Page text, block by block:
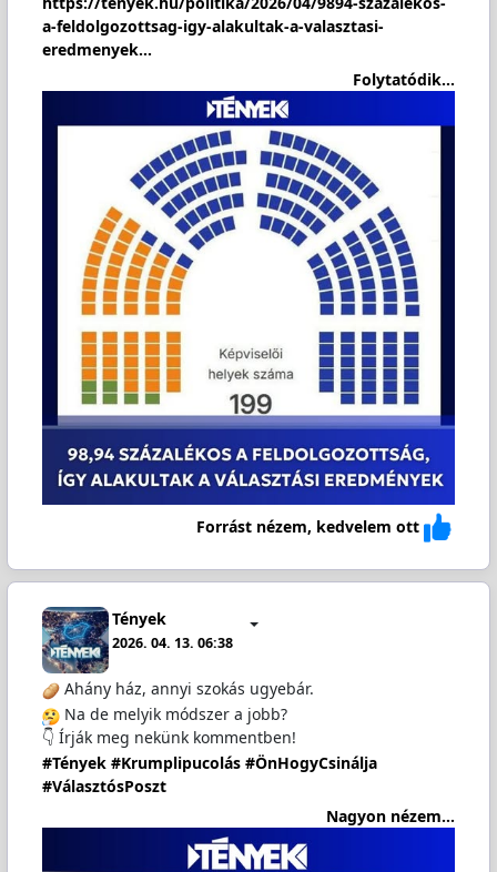
a-feldolgozottsag-igy-alakultak-a-valasztasi-
eredmenyek…
Folytatódik...
Forrást nézem, kedvelem ott
Tények
2026. 04. 13. 06:38
Ahány ház, annyi szokás ugyebár.
Na de melyik módszer a jobb?
👇 Írják meg nekünk kommentben!
#Tények #Krumplipucolás #ÖnHogyCsinálja
#VálasztósPoszt
Nagyon nézem...